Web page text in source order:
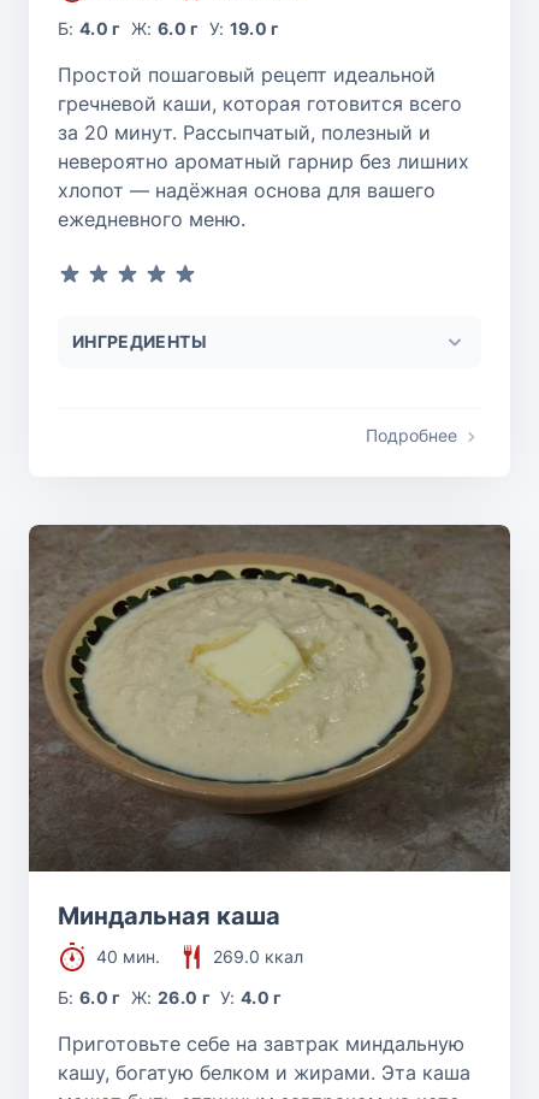
Б:4.0 г Ж: 6.0 г У: 19.0 г
Простой пошаговый рецепт идеальной
гречневой каши, которая готовится всего
за 20 минут. Рассыпчатый, полезный и
невероятно ароматный гарнир без лишних
хлопот — надёжная основа для вашего
ежедневного меню.
ИНГРЕДИЕНТЫ
Подробнее
Миндальная каша
40 мин.
269.0 ккал
Б:6.0 г Ж: 26.0 г У:4.0 г
Приготовьте себе на завтрак миндальную
кашу, богатую белком и жирами. Эта каша